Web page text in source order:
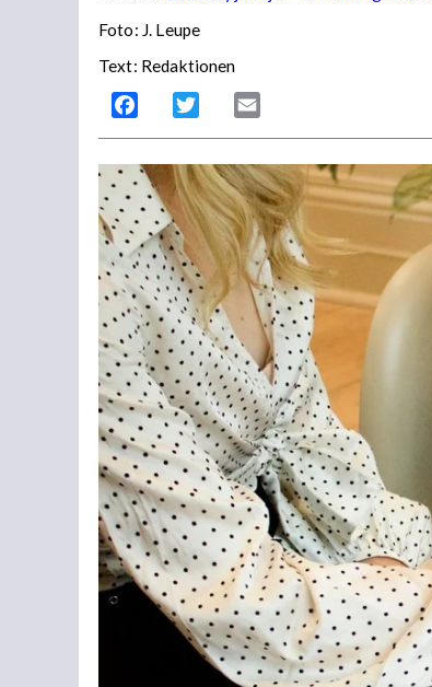
Foto: J. Leupe
Text: Redaktionen
Facebook Twitter